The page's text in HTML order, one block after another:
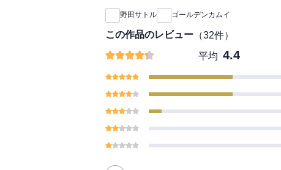
野田サトル ゴールデンカムイ
この作品のレビュー （32件）
平均 4.4